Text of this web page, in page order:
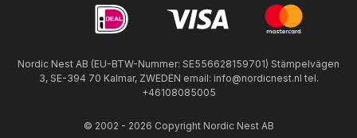
Nordic Nest AB (EU-BTW-Nummer: SE556628159701) Stämpelvägen
3, SE-394 70 Kalmar, ZWEDEN email: info@nordicnest.nl tel.
+46108085005
© 2002 - 2026 Copyright Nordic Nest AB